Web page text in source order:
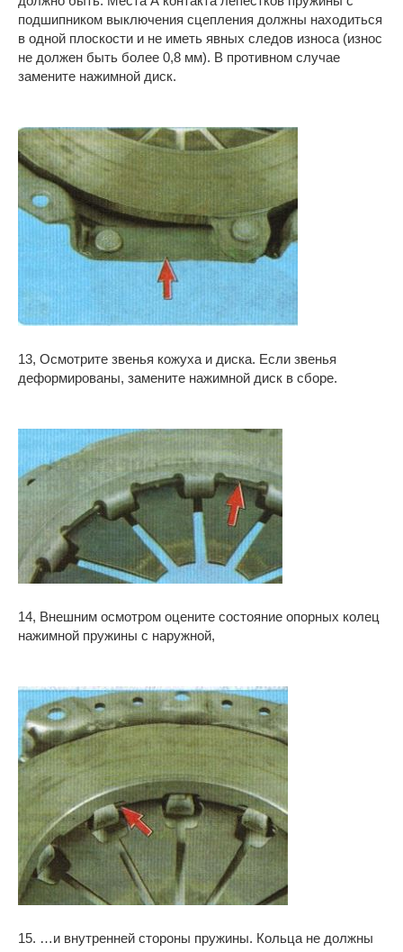
подшипником выключения сцепления должны находиться
в одной плоскости и не иметь явных следов износа (износ
не должен быть более 0,8 мм). В противном случае
замените нажимной диск.
13, Осмотрите звенья кожуха и диска. Если звенья
деформированы, замените нажимной диск в сборе.
14, Внешним осмотром оцените состояние опорных колец
нажимной пружины с наружной,
15. …и внутренней стороны пружины. Кольца не должны